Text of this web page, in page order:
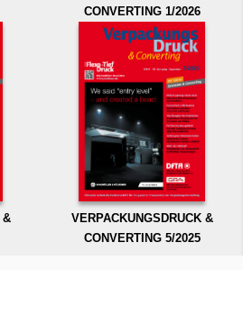
CONVERTING 1/2026
&
VERPACKUNGSDRUCK &
CONVERTING 5/2025